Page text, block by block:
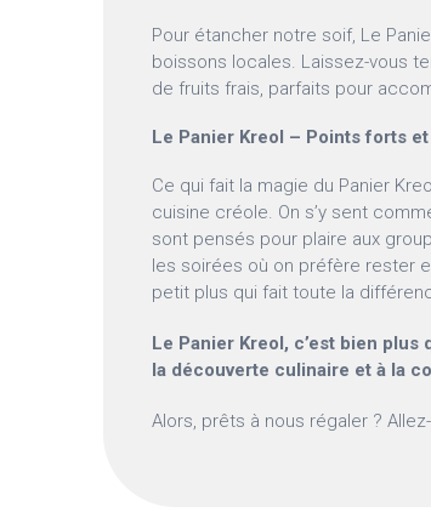
Pour étancher notre soif, Le
boissons locales. Laissez-vous
de fruits frais, parfaits pour
Le Panier Kreol – Points forts
Ce qui fait la magie du Panier
cuisine créole. On s’y sent
sont pensés pour plaire aux
les soirées où on préfère rester
petit plus qui fait toute la
Le Panier Kreol, c’est bien plus
la découverte culinaire et à la
Alors, prêts à nous régaler ?